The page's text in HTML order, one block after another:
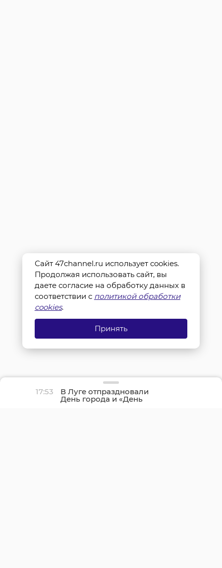
17:53 В Луге отпраздновали
День города и «День
детства»
Сайт 47channel.ru использует cookies.
Продолжая использовать сайт, вы
даете согласие на обработку данных в
соответствии с политикой обработки
cookies.
Принять